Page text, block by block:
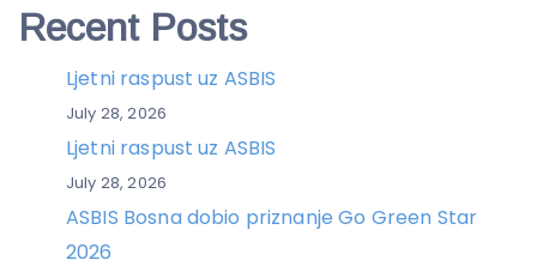
Recent Posts
Ljetni raspust uz ASBIS
July 28, 2026
Ljetni raspust uz ASBIS
July 28, 2026
ASBIS Bosna dobio priznanje Go Green Star
2026